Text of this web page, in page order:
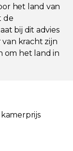
het land van
de
bij dit advies
kracht zijn
om het land in